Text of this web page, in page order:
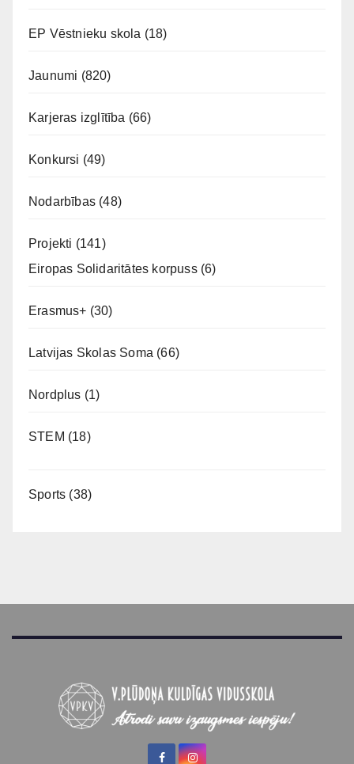
EP Vēstnieku skola (18)
Jaunumi (820)
Karjeras izglītība (66)
Konkursi (49)
Nodarbības (48)
Projekti (141)
Eiropas Solidaritātes korpuss(6)
Erasmus+ (30)
Latvijas Skolas Soma (66)
Nordplus (1)
STEM (18)
Sports (38)